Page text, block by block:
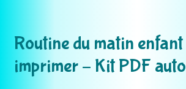
Routine du matin
imprimer – Kit PDF